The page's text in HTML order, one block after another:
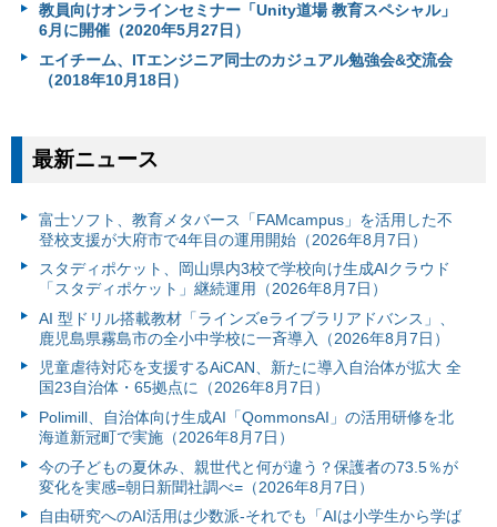
教員向けオンラインセミナー「Unity道場 教育スペシャル」
6月に開催（2020年5月27日）
エイチーム、ITエンジニア同士のカジュアル勉強会&交流会
（2018年10月18日）
最新ニュース
富⼠ソフト、教育メタバース「FAMcampus」を活用した不
登校支援が大府市で4年目の運用開始（2026年8月7日）
スタディポケット、岡山県内3校で学校向け生成AIクラウド
「スタディポケット」継続運用（2026年8月7日）
AI 型ドリル搭載教材「ラインズeライブラリアドバンス」、
鹿児島県霧島市の全小中学校に一斉導入（2026年8月7日）
児童虐待対応を支援するAiCAN、新たに導入自治体が拡大 全
国23自治体・65拠点に（2026年8月7日）
Polimill、自治体向け生成AI「QommonsAI」の活用研修を北
海道新冠町で実施（2026年8月7日）
今の子どもの夏休み、親世代と何が違う？保護者の73.5％が
変化を実感=朝日新聞社調べ=（2026年8月7日）
自由研究へのAI活用は少数派-それでも「AIは小学生から学ば